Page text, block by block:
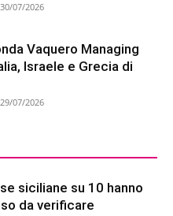
30/07/2026
Vaquero Managing
Israele e Grecia di
29/07/2026
siciliane su 10 hanno
da verificare